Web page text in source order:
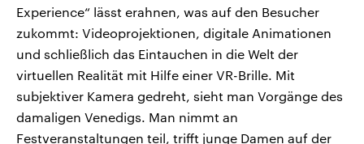
Experience“ lässt erahnen, was auf den Besucher
zukommt: Videoprojektionen, digitale Animationen
und schließlich das Eintauchen in die Welt der
virtuellen Realität mit Hilfe einer VR-Brille. Mit
subjektiver Kamera gedreht, sieht man Vorgänge des
damaligen Venedigs. Man nimmt an
Festveranstaltungen teil, trifft junge Damen auf der